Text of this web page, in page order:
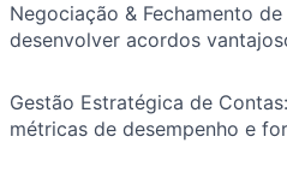
Negociação & Fechamento
desenvolver acordos
Gestão Estratégica de
métricas de desempenho e